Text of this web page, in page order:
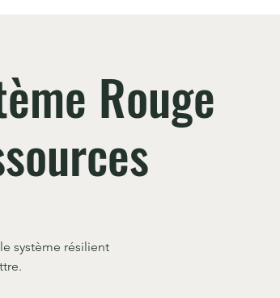
Rouge
système résilient